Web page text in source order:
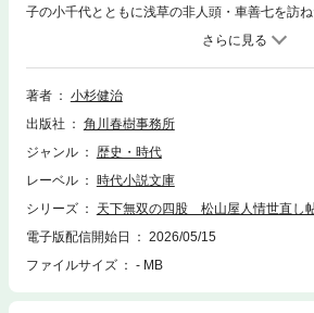
子の小千代とともに浅草の非人頭・車善七を訪
で、『百鬼角力』という見世物に出ている力士
日、見世物小屋へ出向いた甲子太郎が目にした
日々の稼ぎを必死に得ようと不自由な身体で土
吉を不幸な境遇から救い出すべく、特別な「相撲
五編、苦しみにあえぐ人々へ手を差し伸べる甲子
代小説第二弾！
著者
小杉健治
出版社
角川春樹事務所
ジャンル
歴史・時代
レーベル
時代小説文庫
シリーズ
天下無双の四股 松山屋人情世直し
電子版配信開始日
2026/05/15
ファイルサイズ
- MB